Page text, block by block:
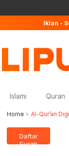
Iklan -
Islami Quran
Home Al-Qur’an
Daftar
Surah